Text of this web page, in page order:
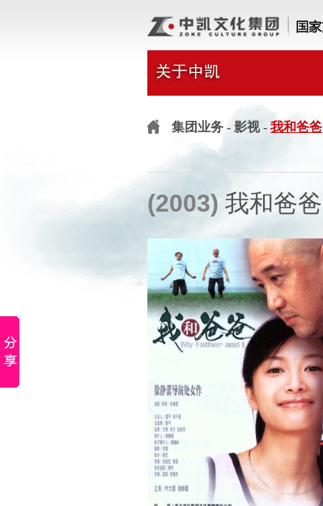
集团业务 - 影视 - 我和爸爸
(2003) 我和爸爸